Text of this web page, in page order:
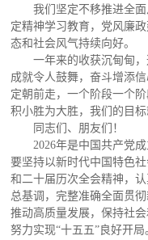
我们坚定不移推进全
定精神学习教育，党风廉
态和社会风气持续向好。
一年来的收获沉甸甸
成就令人鼓舞，奋斗增添
定朝前走，一个阶段一个
积小胜为大胜，我们的目标
同志们、朋友们！
2026年是中国共产党
要坚持以新时代中国特色
和二十届历次全会精神，
总基调，完整准确全面贯
推动高质量发展，保持社
努力实现“十五五”良好开局